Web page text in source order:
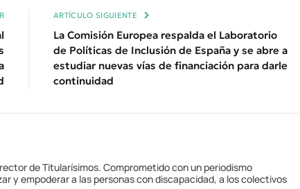
ARTÍCULO SIGUIENTE
La Comisión Europea respalda el Laboratorio
de Políticas de Inclusión de España y se abre a
estudiar nuevas vías de financiación para darle
continuidad
de Titularísimos. Comprometido con un periodismo
y empoderar a las personas con discapacidad, a los colectivos